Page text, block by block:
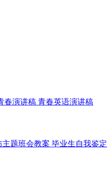
春演讲稿 青春英语演讲稿
主题班会教案 毕业生自我鉴定